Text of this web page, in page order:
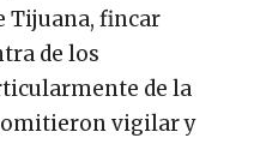
Tijuana, fincar
de los
de la
omitieron vigilar y